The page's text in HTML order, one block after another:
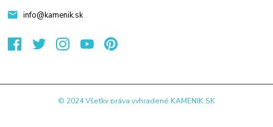
info@kamenik.sk
© 2024 Všetky práva vyhradené KAMENIK.SK